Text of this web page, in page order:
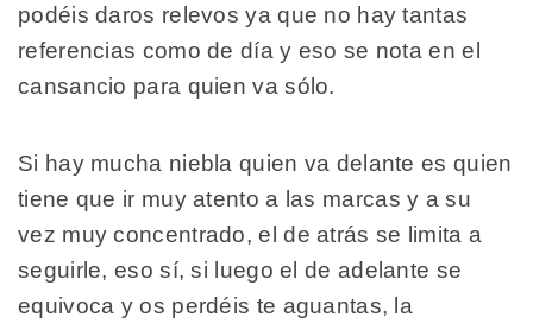
podéis daros relevos ya que no hay tantas
referencias como de día y eso se nota en el
cansancio para quien va sólo.
Si hay mucha niebla quien va delante es quien
tiene que ir muy atento a las marcas y a su
vez muy concentrado, el de atrás se limita a
seguirle, eso sí, si luego el de adelante se
equivoca y os perdéis te aguantas, la